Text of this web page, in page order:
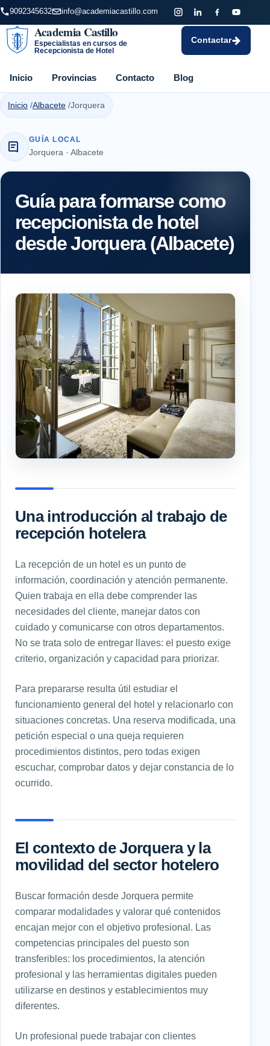
9092345632 info@academiacastillo.com
Academia Castillo
Especialistas en cursos de
Recepcionista de Hotel
Inicio Provincias Contacto Blog
Contactar
Inicio Albacete Jorquera
GUÍA LOCAL
Jorquera · Albacete
Guía para formarse como
recepcionista de hotel
desde Jorquera (Albacete)
Una introducción al trabajo de
recepción hotelera
La recepción de un hotel es un punto de
información, coordinación y atención permanente.
Quien trabaja en ella debe comprender las
necesidades del cliente, manejar datos con
cuidado y comunicarse con otros departamentos.
No se trata solo de entregar llaves: el puesto exige
criterio, organización y capacidad para priorizar.
Para prepararse resulta útil estudiar el
funcionamiento general del hotel y relacionarlo con
situaciones concretas. Una reserva modificada, una
petición especial o una queja requieren
procedimientos distintos, pero todas exigen
escuchar, comprobar datos y dejar constancia de lo
ocurrido.
El contexto de Jorquera y la
movilidad del sector hotelero
Buscar formación desde Jorquera permite
comparar modalidades y valorar qué contenidos
encajan mejor con el objetivo profesional. Las
competencias principales del puesto son
transferibles: los procedimientos, la atención
profesional y las herramientas digitales pueden
utilizarse en destinos y establecimientos muy
diferentes.
Un profesional puede trabajar con clientes